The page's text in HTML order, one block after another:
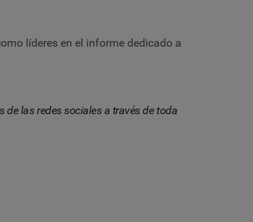
líderes en el informe dedicado a
de las redes sociales a través de toda